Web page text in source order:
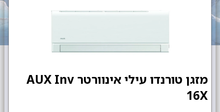
מזגן טורנדו עילי אינוורטר AUX Inv
16X